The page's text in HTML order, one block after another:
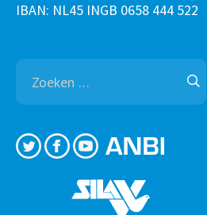
IBAN: NL45 INGB 0658 444 522
Zoeken
naar: